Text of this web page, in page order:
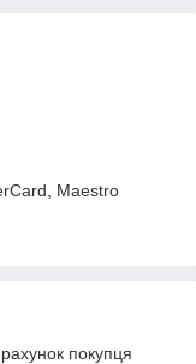
Maestro
покупця